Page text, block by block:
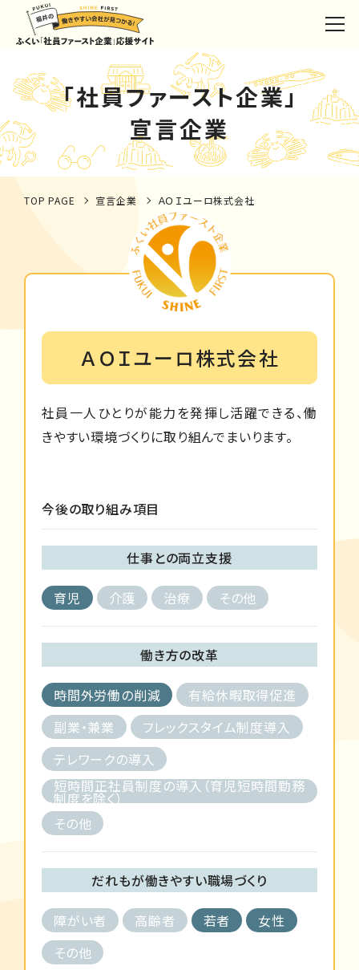
「社員ファースト企業」
宣言企業
TOP PAGE 宣言企業 ＡＯＩユーロ株式会社
ＡＯＩユーロ株式会社
社員一人ひとりが能力を発揮し活躍できる、働
きやすい環境づくりに取り組んでまいります。
今後の取り組み項目
仕事との両立支援
育児 介護 治療 その他
働き方の改革
時間外労働の削減
有給休暇取得促進
副業・兼業
フレックスタイム制度導入
テレワークの導入
短時間正社員制度の導入（育児短時間勤務
制度を除く）
その他
だれもが働きやすい職場づくり
障がい者 高齢者 若者
女性
その他